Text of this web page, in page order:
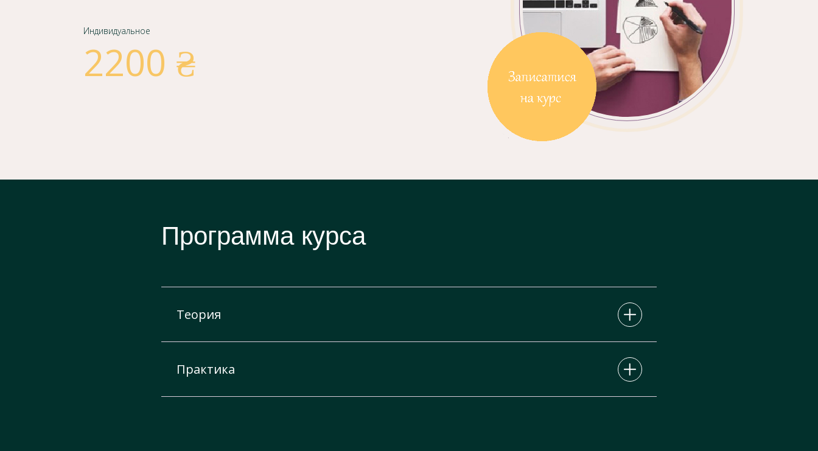
Индивидуальное
2200 ₴
Программа курса
Теория
Практика